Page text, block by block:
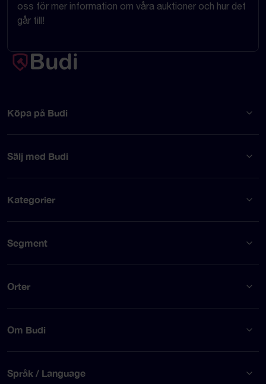
oss för mer information om våra auktioner och hur det
går till!
Köpa på Budi
Sälj med Budi
Kategorier
Segment
Orter
Om Budi
Språk / Language